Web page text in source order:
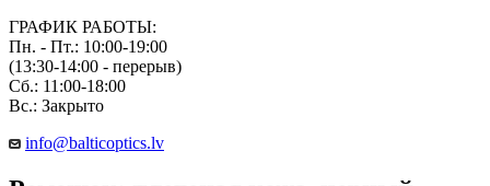
ГРАФИК РАБОТЫ:
Пн. - Пт.: 10:00-19:00
(13:30-14:00 - перерыв)
Сб.: 11:00-18:00
Вс.: Закрыто
info@balticoptics.lv